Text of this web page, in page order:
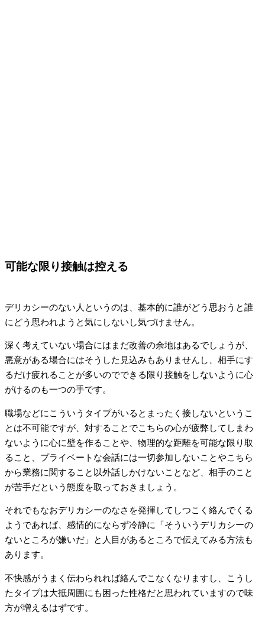
可能な限り接触は控える
デリカシーのない人というのは、基本的に誰がどう思おうと誰
にどう思われようと気にしないし気づけません。
深く考えていない場合にはまだ改善の余地はあるでしょうが、
悪意がある場合にはそうした見込みもありませんし、相手にす
るだけ疲れることが多いのでできる限り接触をしないように心
がけるのも一つの手です。
職場などにこういうタイプがいるとまったく接しないというこ
とは不可能ですが、対することでこちらの心が疲弊してしまわ
ないように心に壁を作ることや、物理的な距離を可能な限り取
ること、プライベートな会話には一切参加しないことやこちら
から業務に関すること以外話しかけないことなど、相手のこと
が苦手だという態度を取っておきましょう。
それでもなおデリカシーのなさを発揮してしつこく絡んでくる
ようであれば、感情的にならず冷静に「そういうデリカシーの
ないところが嫌いだ」と人目があるところで伝えてみる方法も
あります。
不快感がうまく伝わられれば絡んでこなくなりますし、こうし
たタイプは大抵周囲にも困った性格だと思われていますので味
方が増えるはずです。